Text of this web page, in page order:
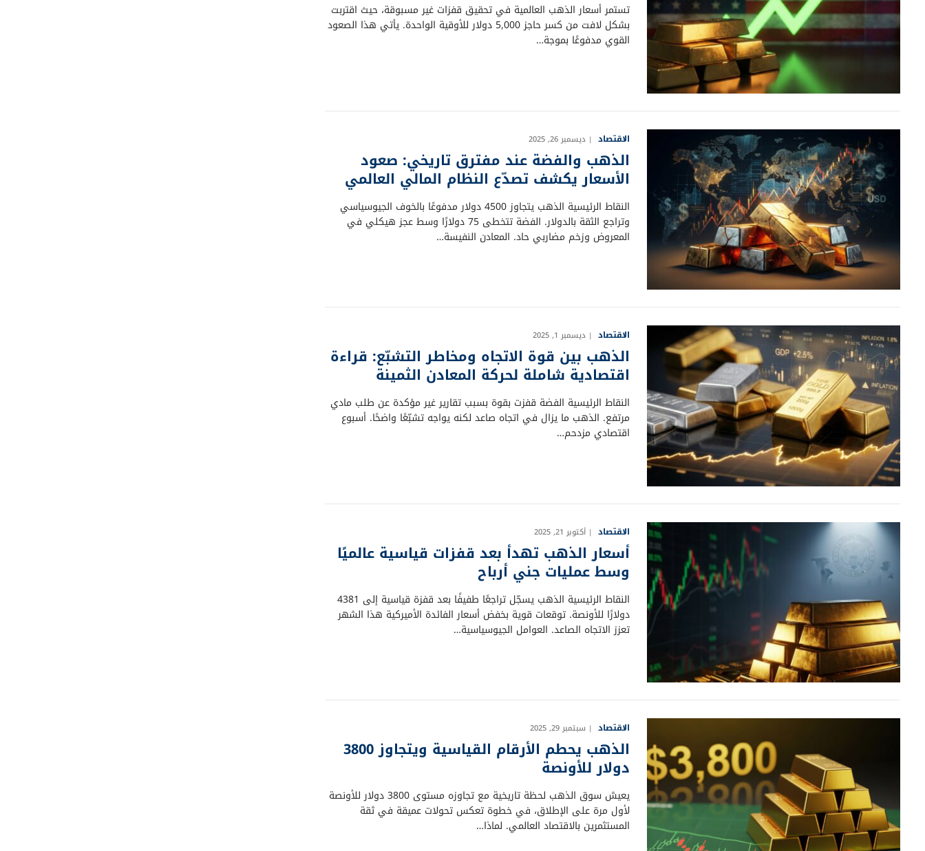
تستمر أسعار الذهب العالمية في تحقيق قفزات غير مسبوقة، حيث اقتربت
بشكل لافت من كسر حاجز 5,000 دولار للأوقية الواحدة. يأتي هذا الصعود
القوي مدفوعًا بموجة…
الاقتصاد ديسمبر 26, 2025
الذهب والفضة عند مفترق تاريخي: صعود
الأسعار يكشف تصدّع النظام المالي العالمي
النقاط الرئيسية الذهب يتجاوز 4500 دولار مدفوعًا بالخوف الجيوسياسي
وتراجع الثقة بالدولار. الفضة تتخطى 75 دولارًا وسط عجز هيكلي في
المعروض وزخم مضاربي حاد. المعادن النفيسة…
الاقتصاد ديسمبر 1, 2025
الذهب بين قوة الاتجاه ومخاطر التشبّع: قراءة
اقتصادية شاملة لحركة المعادن الثمينة
النقاط الرئيسية الفضة قفزت بقوة بسبب تقارير غير مؤكدة عن طلب مادي
مرتفع. الذهب ما يزال في اتجاه صاعد لكنه يواجه تشبّعًا واضحًا. أسبوع
اقتصادي مزدحم…
الاقتصاد أكتوبر 21, 2025
أسعار الذهب تهدأ بعد قفزات قياسية عالميًا
وسط عمليات جني أرباح
النقاط الرئيسية الذهب يسجّل تراجعًا طفيفًا بعد قفزة قياسية إلى 4381
دولارًا للأونصة. توقعات قوية بخفض أسعار الفائدة الأميركية هذا الشهر
تعزز الاتجاه الصاعد. العوامل الجيوسياسية…
الاقتصاد سبتمبر 29, 2025
الذهب يحطم الأرقام القياسية ويتجاوز 3800
دولار للأونصة
يعيش سوق الذهب لحظة تاريخية مع تجاوزه مستوى 3800 دولار للأونصة
لأول مرة على الإطلاق، في خطوة تعكس تحولات عميقة في ثقة
المستثمرين بالاقتصاد العالمي. لماذا…